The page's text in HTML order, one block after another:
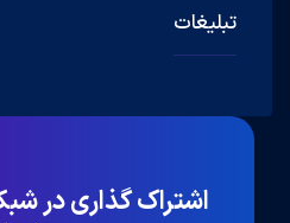
تبلیغات
اشتراک گذاری در